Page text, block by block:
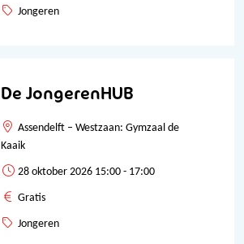
Jongeren
De JongerenHUB
Assendelft – Westzaan: Gymzaal de
Kaaik
28 oktober 2026 15:00 - 17:00
Gratis
Jongeren